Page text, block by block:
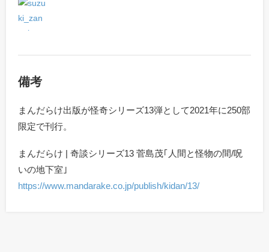
備考
まんだらけ出版が怪奇シリーズ13弾として2021年に250部
限定で刊行。
まんだらけ | 奇談シリーズ13 菅島茂｢人間と怪物の間/呪
いの地下室｣
https://www.mandarake.co.jp/publish/kidan/13/